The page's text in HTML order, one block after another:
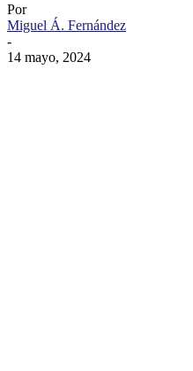
Por
Miguel Á. Fernández
-
14 mayo, 2024